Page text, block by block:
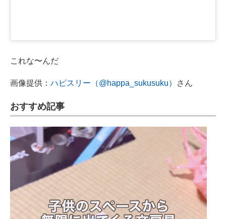
これな〜んだ
画像提供： ハピスリー（@happa_sukusuku） さん
おすすめ記事